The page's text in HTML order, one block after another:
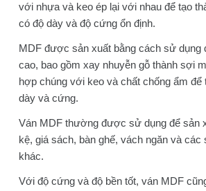
với nhựa và keo ép lại với nhau để tạo
có độ dày và độ cứng ổn định.
MDF được sản xuất bằng cách sử dụng
cao, bao gồm xay nhuyễn gỗ thành sợi
hợp chúng với keo và chất chống ẩm để
dày và cứng.
Ván MDF thường được sử dụng để sản
kệ, giá sách, bàn ghế, vách ngăn và các
khác.
Với độ cứng và độ bền tốt, ván MDF